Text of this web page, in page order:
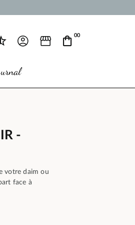
00
-
votre daim ou
face à